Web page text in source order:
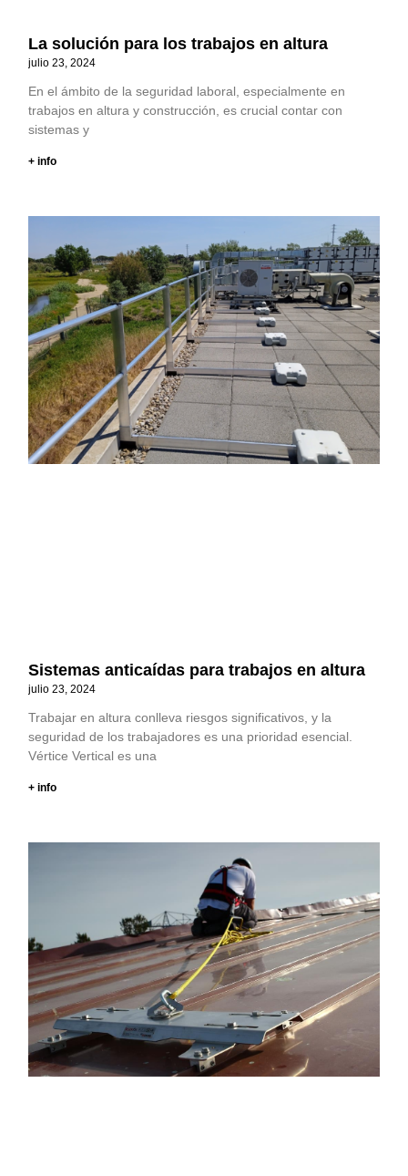
La solución para los trabajos en altura
julio 23, 2024
En el ámbito de la seguridad laboral, especialmente en
trabajos en altura y construcción, es crucial contar con
sistemas y
+ info
Sistemas anticaídas para trabajos en altura
julio 23, 2024
Trabajar en altura conlleva riesgos significativos, y la
seguridad de los trabajadores es una prioridad esencial.
Vértice Vertical es una
+ info